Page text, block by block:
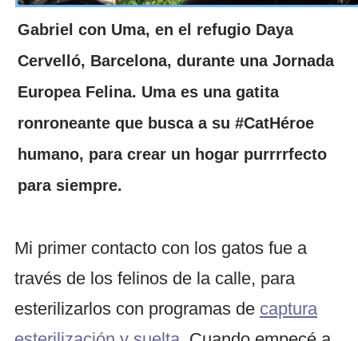
Gabriel con Uma, en el refugio Daya
Cervelló, Barcelona, durante una Jornada
Europea Felina. Uma es una gatita
ronroneante que busca a su #CatHéroe
humano, para crear un hogar purrrrfecto
para siempre.
Mi primer contacto con los gatos fue a
través de los felinos de la calle, para
esterilizarlos con programas de captura